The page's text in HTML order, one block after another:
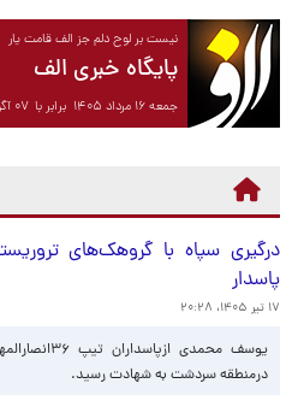
نیست بر لوح دلم جز الف قامت یار
پایگاه خبری الف
جمعه ۱۶ مرداد ۱۴۰۵ برابر با ۰۷ آگوست ۲۰۲۶
درگیری سپاه با گروهک‌های
پاسدار
۱۷ تیر ۱۴۰۵، ۲۰:۲۸
یوسف محمدی
درمنطقه سردشت به شهادت رسید.